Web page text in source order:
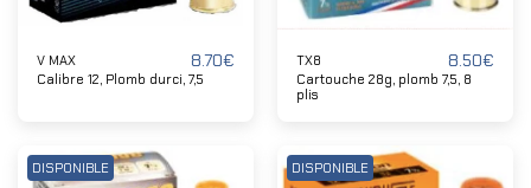
V MAX 8.70€
Calibre 12, Plomb durci, 7,5
TX8 8.50€
Cartouche 28g, plomb 7,5, 8
plis
DISPONIBLE DISPONIBLE